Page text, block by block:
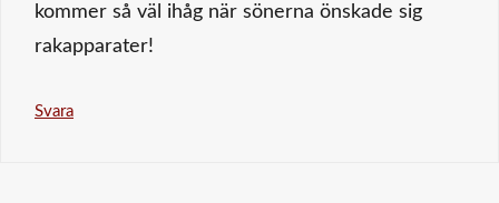
kommer så väl ihåg när sönerna önskade sig
rakapparater!
Svara